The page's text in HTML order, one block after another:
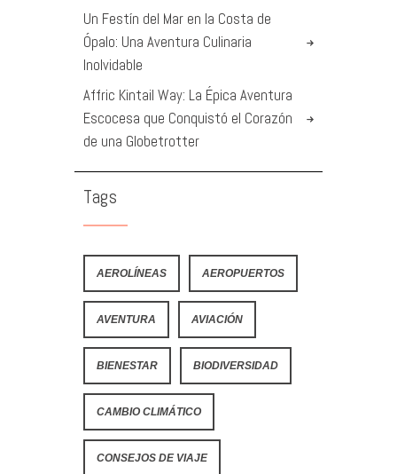
Un Festín del Mar en la Costa de
Ópalo: Una Aventura Culinaria
Inolvidable
Affric Kintail Way: La Épica Aventura
Escocesa que Conquistó el Corazón
de una Globetrotter
Tags
AEROLÍNEAS AEROPUERTOS
AVENTURA AVIACIÓN
BIENESTAR BIODIVERSIDAD
CAMBIO CLIMÁTICO
CONSEJOS DE VIAJE